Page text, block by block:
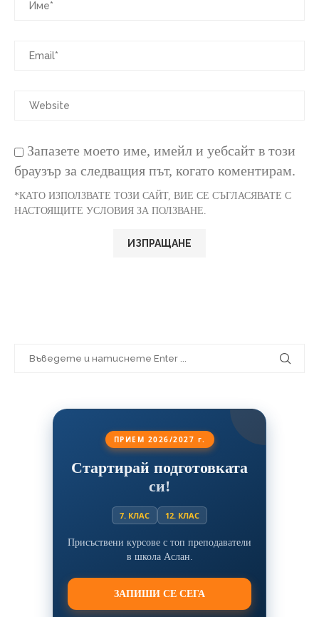
Запазете моето име, имейл и уебсайт в този
браузър за следващия път, когато коментирам.
*КАТО ИЗПОЛЗВАТЕ ТОЗИ САЙТ, ВИЕ СЕ СЪГЛАСЯВАТЕ С
НАСТОЯЩИТЕ УСЛОВИЯ ЗА ПОЛЗВАНЕ.
ПРИЕМ 2026/2027 г.
Стартирай подготовката
си!
7. КЛАС 12. КЛАС
Присъствени курсове с топ преподаватели
в школа Аслан.
ЗАПИШИ СЕ СЕГА